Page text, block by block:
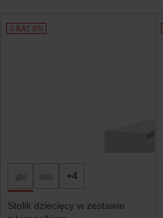
Produkty
5 RAT 0%
+4
Stolik dziecięcy w zestawie